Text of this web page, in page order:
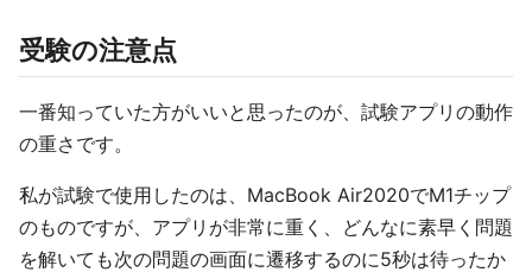
受験の注意点
一番知っていた方がいいと思ったのが、試験アプリの動作
の重さです。
私が試験で使用したのは、MacBook Air2020でM1チップ
のものですが、アプリが非常に重く、どんなに素早く問題
を解いても次の問題の画面に遷移するのに5秒は待ったか